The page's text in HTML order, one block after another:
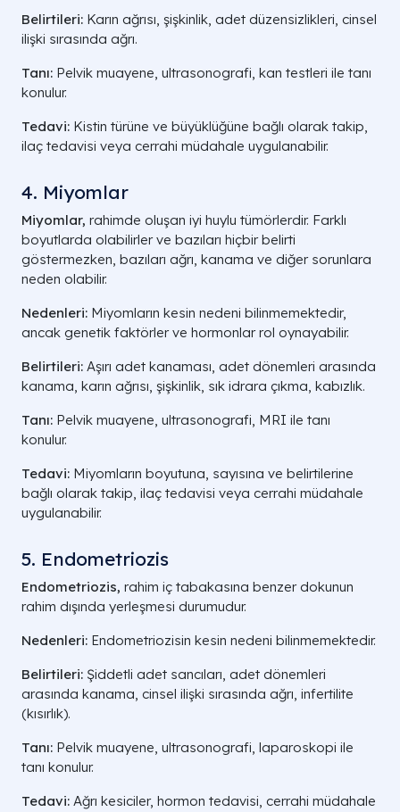
Belirtileri: Karın ağrısı, şişkinlik, adet düzensizlikleri, cinsel
ilişki sırasında ağrı.
Tanı: Pelvik muayene, ultrasonografi, kan testleri ile tanı
konulur.
Tedavi: Kistin türüne ve büyüklüğüne bağlı olarak takip,
ilaç tedavisi veya cerrahi müdahale uygulanabilir.
4. Miyomlar
Miyomlar, rahimde oluşan iyi huylu tümörlerdir. Farklı
boyutlarda olabilirler ve bazıları hiçbir belirti
göstermezken, bazıları ağrı, kanama ve diğer sorunlara
neden olabilir.
Nedenleri: Miyomların kesin nedeni bilinmemektedir,
ancak genetik faktörler ve hormonlar rol oynayabilir.
Belirtileri: Aşırı adet kanaması, adet dönemleri arasında
kanama, karın ağrısı, şişkinlik, sık idrara çıkma, kabızlık.
Tanı: Pelvik muayene, ultrasonografi, MRI ile tanı
konulur.
Tedavi: Miyomların boyutuna, sayısına ve belirtilerine
bağlı olarak takip, ilaç tedavisi veya cerrahi müdahale
uygulanabilir.
5. Endometriozis
Endometriozis, rahim iç tabakasına benzer dokunun
rahim dışında yerleşmesi durumudur.
Nedenleri: Endometriozisin kesin nedeni bilinmemektedir.
Belirtileri: Şiddetli adet sancıları, adet dönemleri
arasında kanama, cinsel ilişki sırasında ağrı, infertilite
(kısırlık).
Tanı: Pelvik muayene, ultrasonografi, laparoskopi ile
tanı konulur.
Tedavi: Ağrı kesiciler, hormon tedavisi, cerrahi müdahale